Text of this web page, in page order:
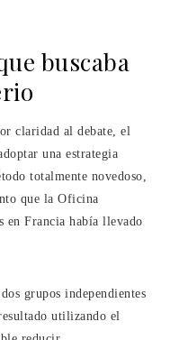
buscaba
claridad al debate, el
una estrategia
totalmente novedoso,
que la Oficina
en Francia había llevado
grupos independientes
utilizando el